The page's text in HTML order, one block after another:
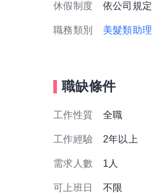
休假制度 依公司規定
職務類別 美髮類助理
職缺條件
工作性質 全職
工作經驗 2年以上
需求人數 1人
可上班日 不限